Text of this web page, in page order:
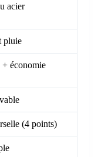
acier
pluie
+ économie
(4 points)